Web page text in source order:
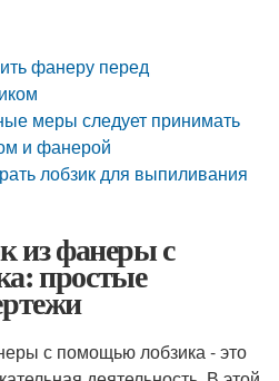
фанеру перед
меры следует принимать
и фанерой
лобзик для выпиливания
из фанеры с
простые
с помощью лобзика - это